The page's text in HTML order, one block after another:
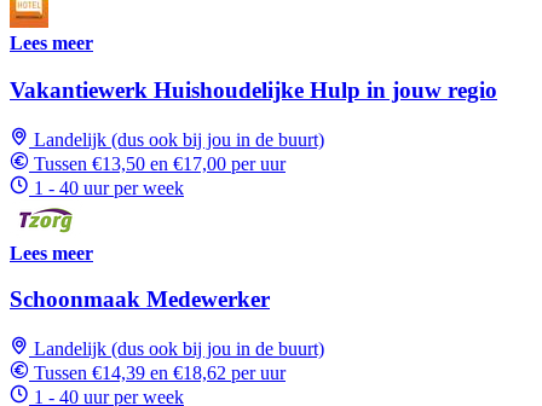
Lees meer
Vakantiewerk Huishoudelijke Hulp in jouw regio
Landelijk (dus ook bij jou in de buurt)
Tussen €13,50 en €17,00 per uur
1 - 40 uur per week
Lees meer
Schoonmaak Medewerker
Landelijk (dus ook bij jou in de buurt)
Tussen €14,39 en €18,62 per uur
1 - 40 uur per week